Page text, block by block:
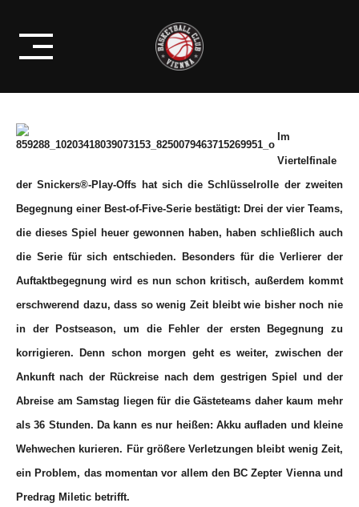
content
2. SEMIFINALSPIEL IN GÜSSING
OHNE MILETIC
Im
Viertelfinale
der Snickers®-Play-Offs hat sich die Schlüsselrolle der zweiten
Begegnung einer Best-of-Five-Serie bestätigt: Drei der vier Teams,
die dieses Spiel heuer gewonnen haben, haben schließlich auch
die Serie für sich entschieden. Besonders für die Verlierer der
Auftaktbegegnung wird es nun schon kritisch, außerdem kommt
erschwerend dazu, dass so wenig Zeit bleibt wie bisher noch nie
in der Postseason, um die Fehler der ersten Begegnung zu
korrigieren. Denn schon morgen geht es weiter, zwischen der
Ankunft nach der Rückreise nach dem gestrigen Spiel und der
Abreise am Samstag liegen für die Gästeteams daher kaum mehr
als 36 Stunden. Da kann es nur heißen: Akku aufladen und kleine
Wehwechen kurieren. Für größere Verletzungen bleibt wenig Zeit,
ein Problem, das momentan vor allem den BC Zepter Vienna und
Predrag Miletic betrifft.